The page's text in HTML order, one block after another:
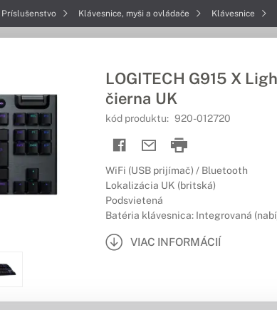
Príslušenstvo Klávesnice, myši a ovládače Klávesnice
LOGITECH G915 X
čierna UK
kód produktu: 920-012720
WiFi (USB prijímač) / Bluetooth
Lokalizácia UK (britská)
Podsvietená
Batéria klávesnica: Integrovaná
VIAC INFORMÁCIÍ